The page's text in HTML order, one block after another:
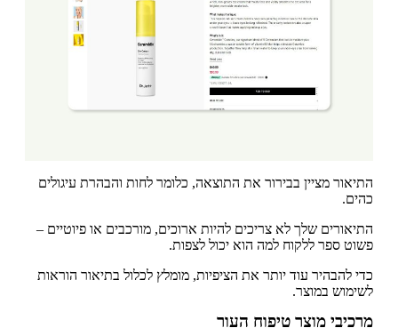
התיאור מציין בבירור את התוצאה, כלומר לחות והבהרת עיגולים
כהים.
התיאורים שלך לא צריכים להיות ארוכים, מורכבים או פיוטיים –
פשוט ספר ללקוח למה הוא יכול לצפות.
כדי להבהיר עוד יותר את הציפיות, מומלץ לכלול בתיאור הוראות
לשימוש במוצר.
מרכיבי מוצר טיפוח העור